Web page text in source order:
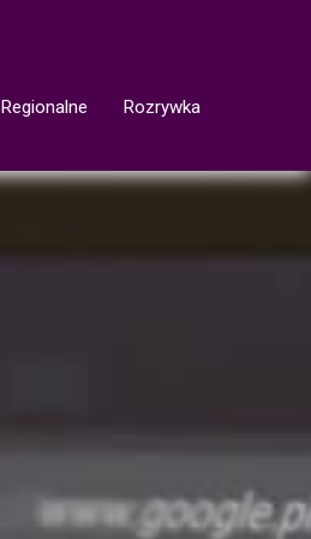
Regionalne
Rozrywka